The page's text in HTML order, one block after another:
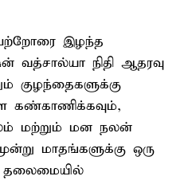
இழந்த
வத்சால்யா நிதி ஆதரவு
குழந்தைகளுக்கு
கண்காணிக்கவும்,
மற்றும் மன நலன்
மாதங்களுக்கு ஒரு
தலைமையில்